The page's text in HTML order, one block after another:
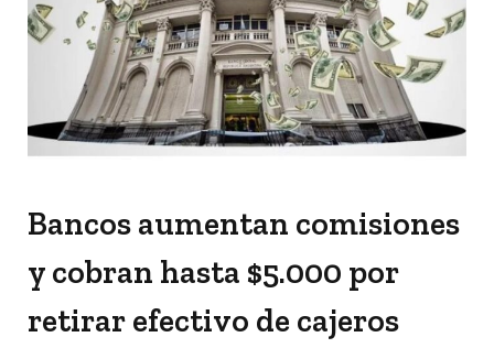
Bancos aumentan comisiones
y cobran hasta $5.000 por
retirar efectivo de cajeros